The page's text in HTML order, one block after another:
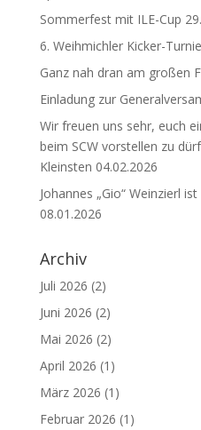
Sommerfest mit ILE-Cup
6. Weihmichler Kicker-
Ganz nah dran am großen
Einladung zur
Wir freuen uns sehr, euch
beim SCW vorstellen zu
Kleinsten 04.02.2026
Johannes „Gio“ Weinzierl
08.01.2026
Archiv
Juli 2026 (2)
Juni 2026 (2)
Mai 2026 (2)
April 2026 (1)
März 2026 (1)
Februar 2026 (1)